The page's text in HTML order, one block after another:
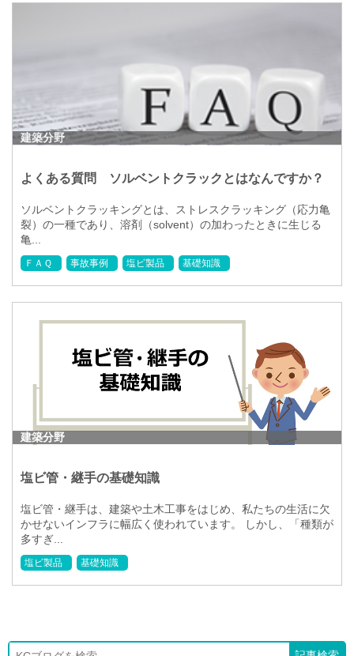
建築分野
よくある質問 ソルベントクラックとはなんですか？
ソルベントクラッキングとは、ストレスクラッキング（応力亀
裂）の一種であり、溶剤（solvent）の加わったときに生じる
亀...
ＦＡＱ 事故事例 塩ビ製品 基礎知識
建築分野
塩ビ管・継手の基礎知識
塩ビ管・継手は、建築や土木工事をはじめ、私たちの生活に欠
かせないインフラに幅広く使われています。 しかし、「種類が
多すぎ...
塩ビ製品 基礎知識